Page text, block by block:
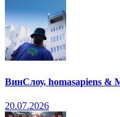
ВинСлоу, homasapiens
20.07.2026